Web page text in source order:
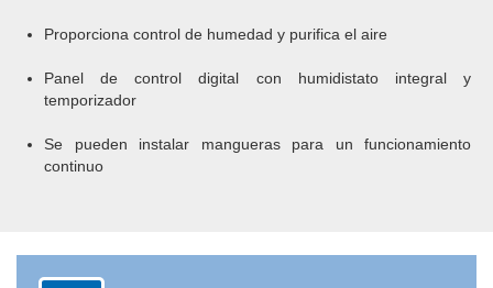
Proporciona control de humedad y purifica el aire
Panel de control digital con humidistato integral y
temporizador
Se pueden instalar mangueras para un funcionamiento
continuo